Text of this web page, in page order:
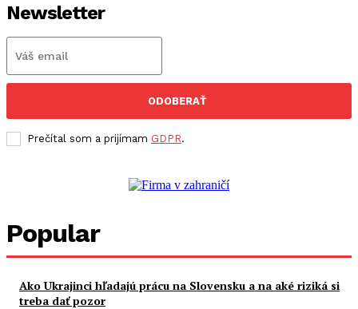
Newsletter
ODOBERAŤ
Prečítal som a prijímam GDPR.
Popular
Ako Ukrajinci hľadajú prácu na Slovensku a na aké riziká si
treba dať pozor